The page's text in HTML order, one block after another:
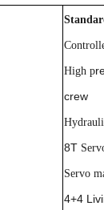
High p
crew
8T
Servo
4+4